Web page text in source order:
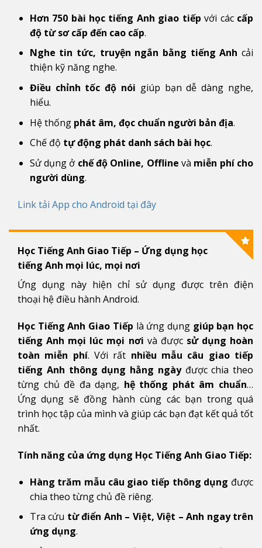
Hơn 750 bài học tiếng Anh giao tiếp với các cấp
độ từ sơ cấp đến cao cấp.
Nghe tin tức, truyện ngắn bằng tiếng Anh cải
thiện kỹ năng nghe.
Điều chỉnh tốc độ nói giúp bạn dễ dàng nghe,
hiểu.
Hệ thống phát âm, đọc chuẩn người bản địa.
Chế độ tự động phát danh sách bài học.
Sử dụng ở chế độ Online, Offline và miễn phí cho
người dùng.
Link tải App cho Android tại đây
Học Tiếng Anh Giao Tiếp – Ứng dụng học
tiếng Anh mọi lúc, mọi nơi
Ứng dụng này hiện chỉ sử dụng được trên điện
thoại hệ điều hành Android.
Học Tiếng Anh Giao Tiếp là ứng dụng giúp bạn học
tiếng Anh mọi lúc mọi nơi và được sử dụng hoàn
toàn miễn phí. Với rất nhiều mẫu câu giao tiếp
tiếng Anh thông dụng hằng ngàyđược chia theo
từng chủ đề đa dạng, hệ thống phát âm chuẩn…
Ứng dụng sẽ đồng hành cùng các bạn trong quá
trình học tập của mình và giúp các bạn đạt kết quả tốt
nhất.
Tính năng của ứng dụng Học Tiếng Anh Giao Tiếp:
Hàng trăm mẫu câu giao tiếp thông dụng được
chia theo từng chủ đề riêng.
Tra cứu từ điển Anh – Việt, Việt – Anh ngay trên
ứng dụng.